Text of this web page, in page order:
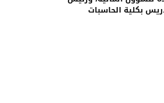
بكلية الحاسبات